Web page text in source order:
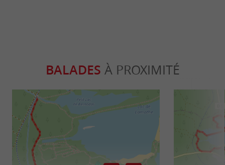
BALADES À PROXIMITÉ